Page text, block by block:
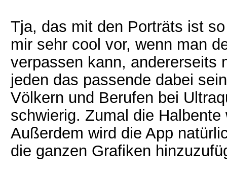
Tja, das mit den Porträts ist
mir sehr cool vor, wenn man
verpassen kann, andererseits
jeden das passende dabei
Völkern und Berufen bei
schwierig. Zumal die
Außerdem wird die App
die ganzen Grafiken